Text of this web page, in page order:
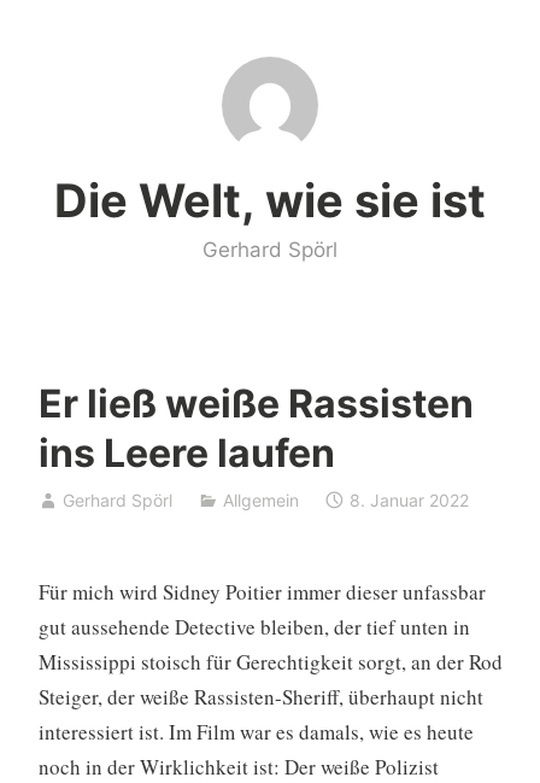
Die Welt, wie sie ist
Gerhard Spörl
Er ließ weiße Rassisten
ins Leere laufen
Gerhard Spörl Allgemein 8. Januar 2022
Für mich wird Sidney Poitier immer dieser unfassbar
gut aussehende Detective bleiben, der tief unten in
Mississippi stoisch für Gerechtigkeit sorgt, an der Rod
Steiger, der weiße Rassisten-Sheriff, überhaupt nicht
interessiert ist. Im Film war es damals, wie es heute
noch in der Wirklichkeit ist: Der weiße Polizist